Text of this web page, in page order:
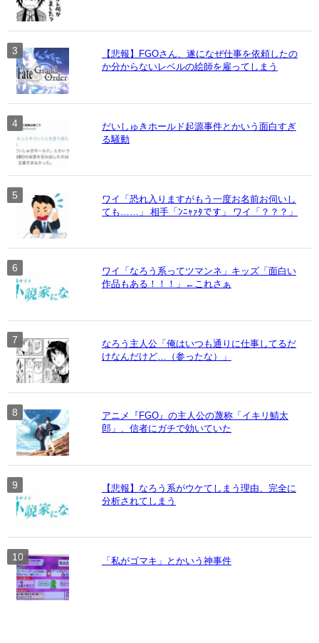
【悲報】FGOさん、遂になぜ仕事を依頼したの
か分からないレベルの絵師を雇ってしまう
だいしゅきホールド起源事件とかいう面白すぎ
る騒動
ワイ「恐れ入りますがもう一度お名前お伺いし
ても……」 相手「ﾝﾆｬｧﾀです」 ワイ「？？？」
ワイ「なろう系ってツマンネ」キッズ「面白い
作品もある！！！」←これさぁ
なろう主人公「俺はいつも通りに仕事してるだ
けなんだけど…（参ったな）」
アニメ『FGO』の主人公の蔑称「イキリ鯖太
郎」、信者にガチで効いていた
【悲報】なろう系がウケてしまう理由、完全に
分析されてしまう
「私がゴマキ」とかいう神事件